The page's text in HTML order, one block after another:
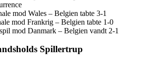
mod Wales – Belgien tabte 3-1
mod Frankrig – Belgien tabte 1-0
mod Danmark – Belgien vandt 2-1
Spillertrup